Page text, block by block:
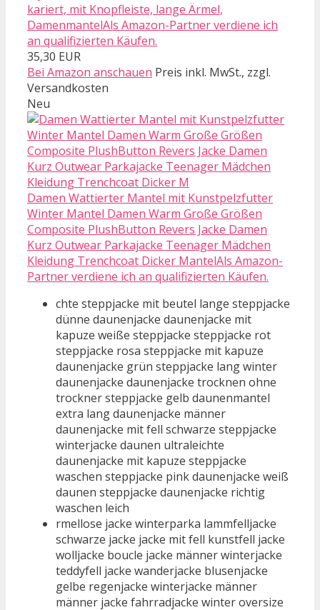
kariert, mit Knopfleiste, lange Ärmel,
DamenmantelAls Amazon-Partner verdiene ich
an qualifizierten Käufen.
35,30 EUR
Bei Amazon anschauen Preis inkl. MwSt., zzgl.
Versandkosten
Neu
Damen Wattierter Mantel mit Kunstpelzfutter
Winter Mantel Damen Warm Große Größen
Composite PlushButton Revers Jacke Damen
Kurz Outwear Parkajacke Teenager Mädchen
Kleidung Trenchcoat Dicker MantelAls Amazon-
Partner verdiene ich an qualifizierten Käufen.
chte steppjacke mit beutel lange steppjacke
dünne daunenjacke daunenjacke mit
kapuze weiße steppjacke steppjacke rot
steppjacke rosa steppjacke mit kapuze
daunenjacke grün steppjacke lang winter
daunenjacke daunenjacke trocknen ohne
trockner steppjacke gelb daunenmantel
extra lang daunenjacke männer
daunenjacke mit fell schwarze steppjacke
winterjacke daunen ultraleichte
daunenjacke mit kapuze steppjacke
waschen steppjacke pink daunenjacke weiß
daunen steppjacke daunenjacke richtig
waschen leich
rmellose jacke winterparka lammfelljacke
schwarze jacke jacke mit fell kunstfell jacke
wolljacke boucle jacke männer winterjacke
teddyfell jacke wanderjacke blusenjacke
gelbe regenjacke winterjacke männer
männer jacke fahrradjacke winter oversize